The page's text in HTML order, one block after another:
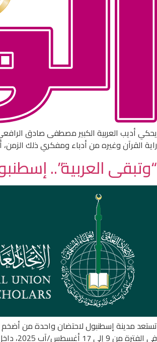
يحكي أديب العربية الكبير مصطفى صادق
راية القرآن وغيره من أدباء ومفكري ذلك
“وتبقى العربية”.. إسطنبول
تستعد مدينة إسطنبول لاحتضان واحدة من أضخم